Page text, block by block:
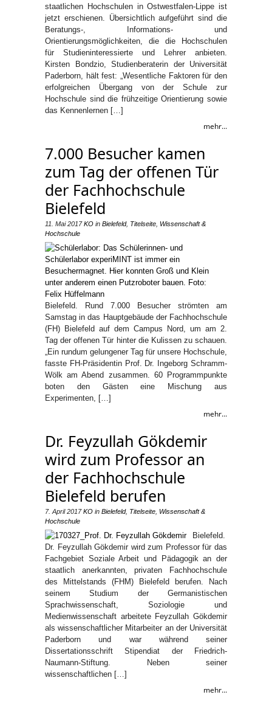
staatlichen Hochschulen in Ostwestfalen-Lippe ist
jetzt erschienen. Übersichtlich aufgeführt sind die
Beratungs-, Informations- und
Orientierungsmöglichkeiten, die die Hochschulen
für Studieninteressierte und Lehrer anbieten.
Kirsten Bondzio, Studienberaterin der Universität
Paderborn, hält fest: „Wesentliche Faktoren für den
erfolgreichen Übergang von der Schule zur
Hochschule sind die frühzeitige Orientierung sowie
das Kennenlernen […]
mehr...
7.000 Besucher kamen
zum Tag der offenen Tür
der Fachhochschule
Bielefeld
11. Mai 2017 KO in Bielefeld, Titelseite Wissenschaft &
Hochschule
Bielefeld. Rund 7.000 Besucher strömten am
Samstag in das Hauptgebäude der Fachhochschule
(FH) Bielefeld auf dem Campus Nord, um am 2.
Tag der offenen Tür hinter die Kulissen zu schauen.
„Ein rundum gelungener Tag für unsere Hochschule,
fasste FH-Präsidentin Prof. Dr. Ingeborg Schramm-
Wölk am Abend zusammen. 60 Programmpunkte
boten den Gästen eine Mischung aus
Experimenten, […]
mehr...
Dr. Feyzullah Gökdemir
wird zum Professor an
der Fachhochschule
Bielefeld berufen
7. April 2017 KO in Bielefeld, Titelseite Wissenschaft &
Hochschule
Bielefeld.
Dr. Feyzullah Gökdemir wird zum Professor für das
Fachgebiet Soziale Arbeit und Pädagogik an der
staatlich anerkannten, privaten Fachhochschule
des Mittelstands (FHM) Bielefeld berufen. Nach
seinem Studium der Germanistischen
Sprachwissenschaft, Soziologie und
Medienwissenschaft arbeitete Feyzullah Gökdemir
als wissenschaftlicher Mitarbeiter an der Universität
Paderborn und war während seiner
Dissertationsschrift Stipendiat der Friedrich-
Naumann-Stiftung. Neben seiner
wissenschaftlichen […]
mehr...